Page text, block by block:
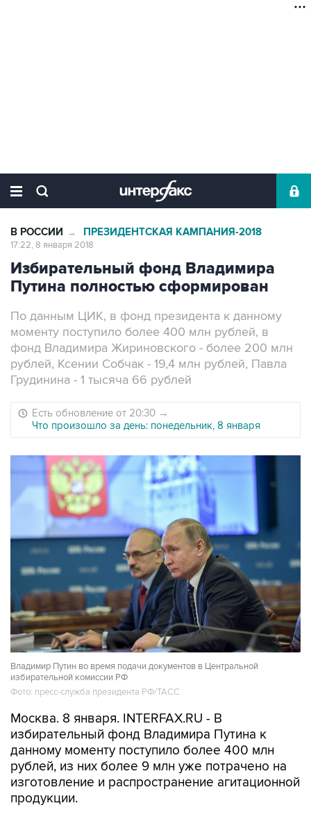
В РОССИИ → ПРЕЗИДЕНТСКАЯ КАМПАНИЯ-2018
17:22, 8 января 2018
Избирательный фонд Владимира
Путина полностью сформирован
По данным ЦИК, в фонд президента к данному
моменту поступило более 400 млн рублей, в
фонд Владимира Жириновского - более 200 млн
рублей, Ксении Собчак - 19,4 млн рублей, Павла
Грудинина - 1 тысяча 66 рублей
Есть обновление от 20:30 →
Что произошло за день: понедельник, 8 января
Владимир Путин во время подачи документов в Центральной
избирательной комиссии РФ
Фото: пресс-служба президента РФ/ТАСС
Москва. 8 января. INTERFAX.RU - В
избирательный фонд Владимира Путина к
данному моменту поступило более 400 млн
рублей, из них более 9 млн уже потрачено на
изготовление и распространение агитационной
продукции.